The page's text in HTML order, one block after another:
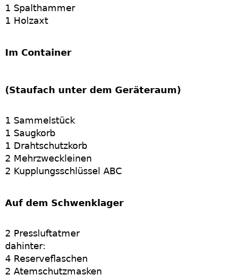
1 Spalthammer
1 Holzaxt
Im Container
(Staufach unter dem Geräteraum)
1 Sammelstück
1 Saugkorb
1 Drahtschutzkorb
2 Mehrzweckleinen
2 Kupplungsschlüssel ABC
Auf dem Schwenklager
2 Pressluftatmer
dahinter:
4 Reserveflaschen
2 Atemschutzmasken